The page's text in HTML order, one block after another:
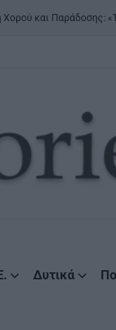
Παράδοσης: «Της Γης
Δυτικά